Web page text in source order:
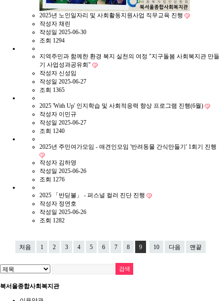
2025년 노인일자리 및 사회활동지원사업 직무교육 진행
작성자 채린
작성일 2025-06-30
조회 1294
지역주민과 함께한 환경 복지 실천의 여정 "지구돌봄 사회복지관 만들
기 사업성과공유회"
작성자 신성임
작성일 2025-06-27
조회 1365
2025 'With Up' 인지학습 및 사회적응력 향상 프로그램 진행(6월)
작성자 이민규
작성일 2025-06-27
조회 1240
2025년 주민여가모임 - 애견인모임 '반려동물 간식만들기' 1회기 진행
작성자 김하영
작성일 2025-06-26
조회 1276
2025 「반딛불」 - 퍼스널 컬러 진단 진행
작성자 정연호
작성일 2025-06-26
조회 1282
처음 1 2 3 4 5 6 7 8 9 10 다음 맨끝
북서울종합사회복지관